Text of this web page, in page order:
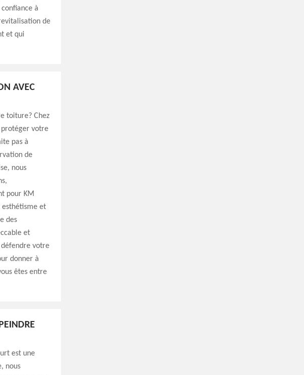
à
de
et qui
AVEC
toiture? Chez
protéger votre
pas à
de
nous
pour KM
esthétisme et
des
et
votre
donner à
êtes entre
est une
nous